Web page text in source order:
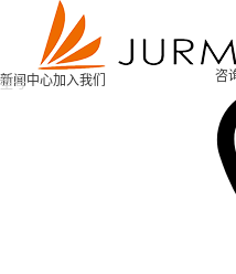
新闻中心加入我们
咨